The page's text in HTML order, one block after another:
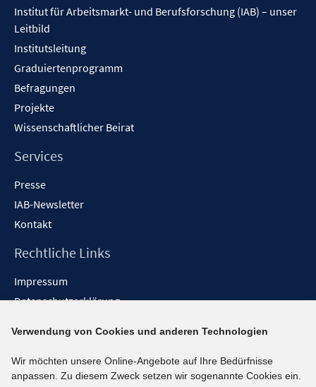
Institut für Arbeitsmarkt- und Berufsforschung (IAB) – unser
Leitbild
Institutsleitung
Graduiertenprogramm
Befragungen
Projekte
Wissenschaftlicher Beirat
Services
Presse
IAB-Newsletter
Kontakt
Rechtliche Links
Impressum
Datenschutzerklärung
Barrieren melden
Social-Media-Kanäle
Verwendung von Cookies und anderen Technologien
Wir möchten unsere Online-Angebote auf Ihre Bedürfnisse
anpassen. Zu diesem Zweck setzen wir sogenannte Cookies ein.